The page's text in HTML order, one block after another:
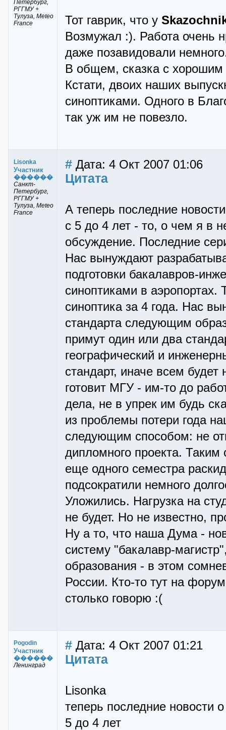
Петербург,
РГГМУ +
Тулуза, Meteo
France
Тот гаврик, что у
Возмужал :). Работа очень
даже позавидовали
В общем, сказка с хорошим
Кстати, двоих наших
синоптиками. Одного в
так уж им не повезло.
Lisonka
Участник
������
Санкт-
Петербург,
РГГМУ +
Тулуза, Meteo
France
# Дата: 4 Окт 2007 01:06
Цитата
А теперь последние
с 5 до 4 лет - то, о чем я в
обсуждение. Последние
Нас вынуждают
подготовки бакалавров-
синоптиками в аэропортах.
синоптика за 4 года. Нас
стандарта следующим
примут один или два
географический и
стандарт, иначе всем будет
готовит МГУ - им-то до
дела, не в упрек им будь
из проблемы потери года
следующим способом: не
дипломного проекта.
еще одного семестра
подсократили немного
Уложились. Нагрузка на
не будет. Но не известно,
Ну а то, что наша Дума -
систему "бакалавр-
образования - в этом
России. Кто-то тут на
столько говорю :(
Pogodin
Участник
������
Ленинград
# Дата: 4 Окт 2007 01:21
Цитата
Lisonka
теперь последние новости
5 до 4 лет